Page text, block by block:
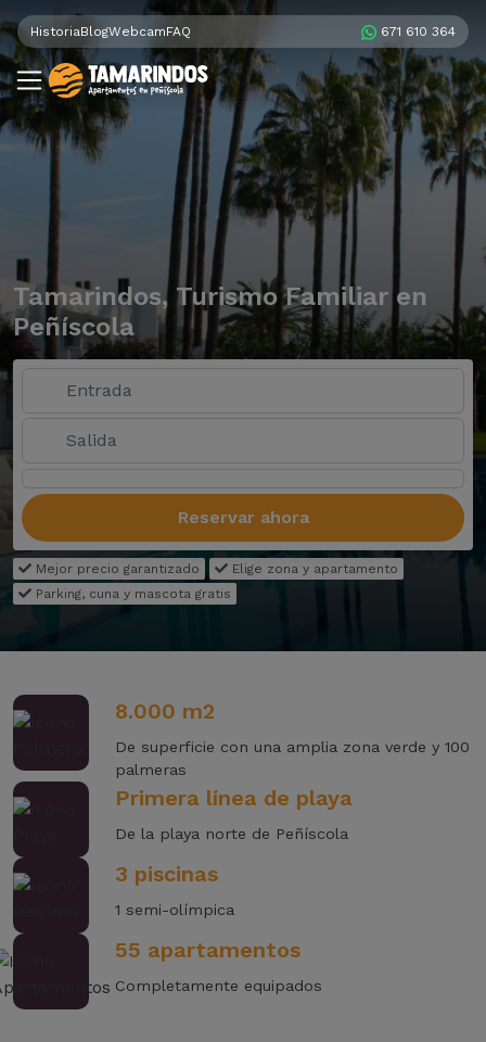
HistoriaBlogWebcamFAQ 671 610 364
Tamarindos, Turismo Familiar en
Peñíscola
Reservar ahora
Mejor precio garantizado
Elige zona y apartamento
Parking, cuna y mascota gratis
8.000 m2
De superficie con una amplia zona verde y 100
palmeras
Primera línea de playa
De la playa norte de Peñíscola
3 piscinas
1 semi-olímpica
55 apartamentos
Completamente equipados